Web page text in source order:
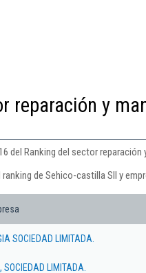
reparación y
del Ranking del sector reparación
de Sehico-castilla Sll y
SOCIEDAD LIMITADA.
SOCIEDAD LIMITADA.